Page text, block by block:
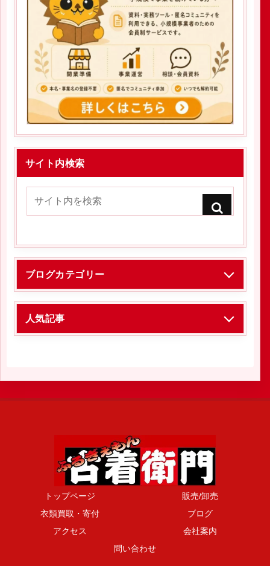
サイト内検索
ブログカテゴリー
人気記事
トップページ
販売/卸売
衣類買取・寄付
ブログ
アクセス
会社案内
問い合わせ